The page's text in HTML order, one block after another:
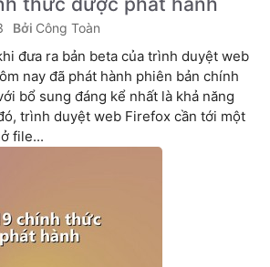
Công Toàn
đưa ra bản beta của trình duyệt web
nay đã phát hành phiên bản chính
bổ sung đáng kể nhất là khả năng
trình duyệt web Firefox cần tới một
file...